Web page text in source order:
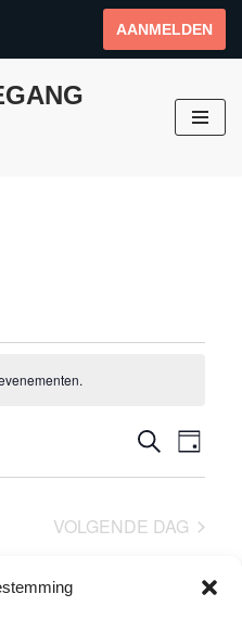
AANMELDEN
Zoeken
en
ZOEKEN
DAG
VOLGENDE DAG